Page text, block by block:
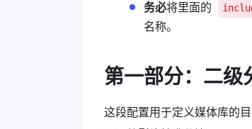
务必将里面的
名称。
第一部分：二
这段配置用于定义媒体库的